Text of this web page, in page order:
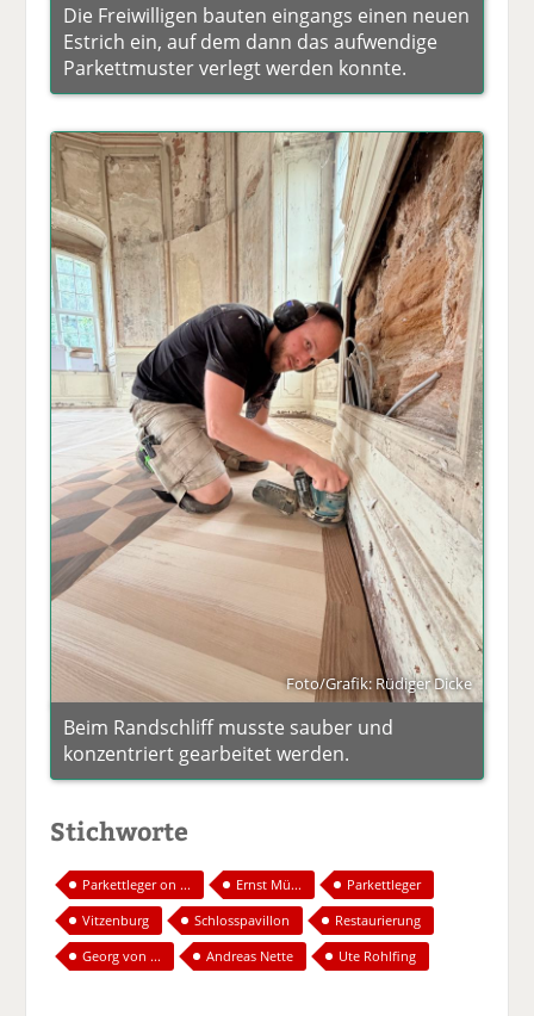
Die Freiwilligen bauten eingangs einen neuen
Estrich ein, auf dem dann das aufwendige
Parkettmuster verlegt werden konnte.
Foto/Grafik: Rüdiger Dicke
Beim Randschliff musste sauber und
konzentriert gearbeitet werden.
Stichworte
Parkettleger on ... Ernst Mü...
Parkettleger
Vitzenburg
Schlosspavillon
Restaurierung
Georg von ...
Andreas Nette Ute Rohlfing